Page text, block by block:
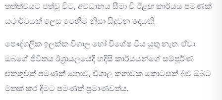
තත්ත්වයට පත්වූ විට, අවධානය සීමා වී ඊළඟ කාර්යය පමණක්
යථාර්ථයක් ලෙස පෙනීම නිසා සිදුවන දෙයකි.
පෞද්ගලික ඉලක්ක විශාල හෝ විශේෂ විය යුතු නැත. ඒවා
ඔබගේ ජීවිතය ඊශ්‍රායලයේදී හදිසි කාර්යයන්ගේ සම්පූර්ණ
එකතුවක් පමණක් නොව, විශාල කතාවක කොටසක් බව ඔබට
මතක් කර දීමට පමණක් ප්‍රමාණවත්ය.